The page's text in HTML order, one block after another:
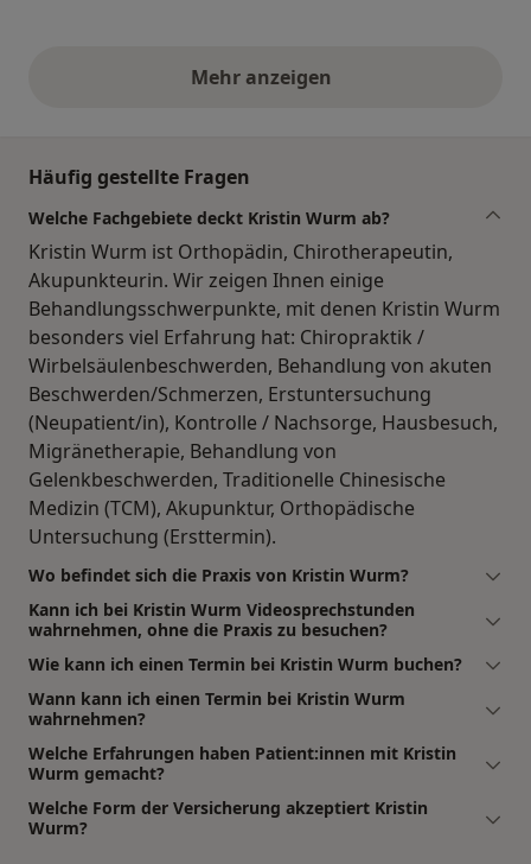
Mehr anzeigenobige Stellungnahmen
Häufig gestellte Fragen
Welche Fachgebiete deckt Kristin Wurm ab?
Kristin Wurm ist Orthopädin, Chirotherapeutin,
Akupunkteurin. Wir zeigen Ihnen einige
Behandlungsschwerpunkte, mit denen Kristin Wurm
besonders viel Erfahrung hat: Chiropraktik /
Wirbelsäulenbeschwerden, Behandlung von akuten
Beschwerden/Schmerzen, Erstuntersuchung
(Neupatient/in), Kontrolle / Nachsorge, Hausbesuch,
Migränetherapie, Behandlung von
Gelenkbeschwerden, Traditionelle Chinesische
Medizin (TCM), Akupunktur, Orthopädische
Untersuchung (Ersttermin).
Wo befindet sich die Praxis von Kristin Wurm?
Kann ich bei Kristin Wurm Videosprechstunden
wahrnehmen, ohne die Praxis zu besuchen?
Wie kann ich einen Termin bei Kristin Wurm buchen?
Wann kann ich einen Termin bei Kristin Wurm
wahrnehmen?
Welche Erfahrungen haben Patient:innen mit Kristin
Wurm gemacht?
Welche Form der Versicherung akzeptiert Kristin
Wurm?